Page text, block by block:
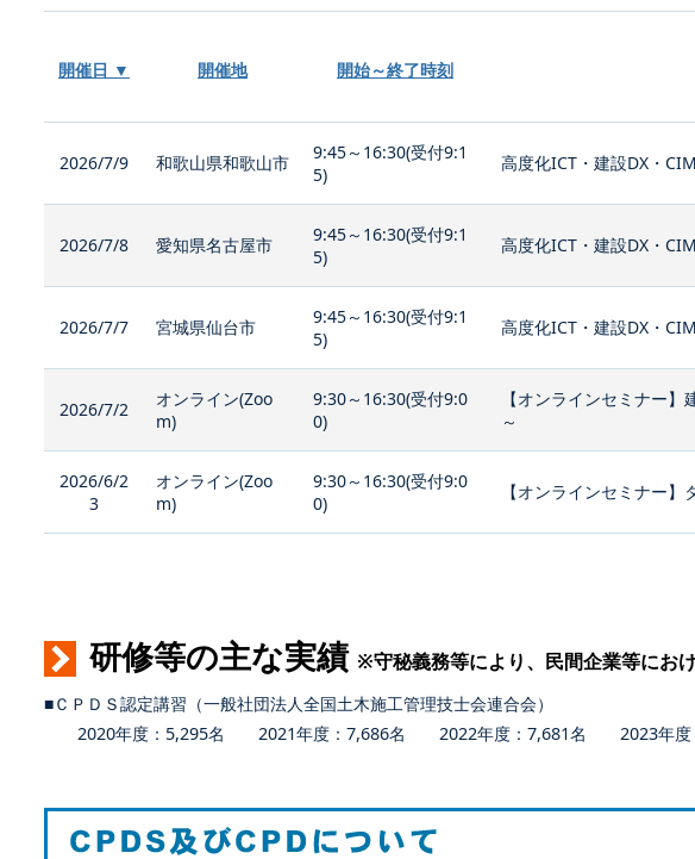
開催日 ▼ 開催地 開始～終了時刻
2026/7/9 和歌山県和歌山市
9:45～16:30(受付9:1
5)
高度化ICT・建設DX・
2026/7/8 愛知県名古屋市
9:45～16:30(受付9:1
5)
高度化ICT・建設DX・
2026/7/7 宮城県仙台市
9:45～16:30(受付9:1
5)
高度化ICT・建設DX・
2026/7/2
オンライン(Zoo
m)
9:30～16:30(受付9:0
0)
【オンラインセミナー
～
2026/6/2
3
オンライン(Zoo
m)
9:30～16:30(受付9:0
0)
【オンラインセミナー
研修等の主な実績 ※守秘義務等により、民間企業等にお
■ＣＰＤＳ認定講習（一般社団法人全国土木施工管理技士会連合会）
2020年度：5,295名 2021年度：7,686名 2022年度：7,681名 2023年度